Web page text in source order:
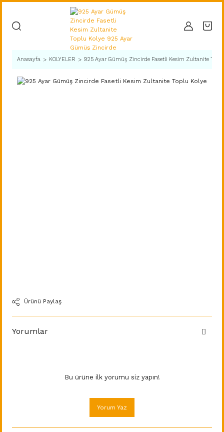
Anasayfa KOLYELER 925 Ayar Gümüş Zincirde Fasetli Kesim Zultanite
Ürünü Paylaş
Yorumlar
Bu ürüne ilk yorumu siz yapın!
Yorum Yaz